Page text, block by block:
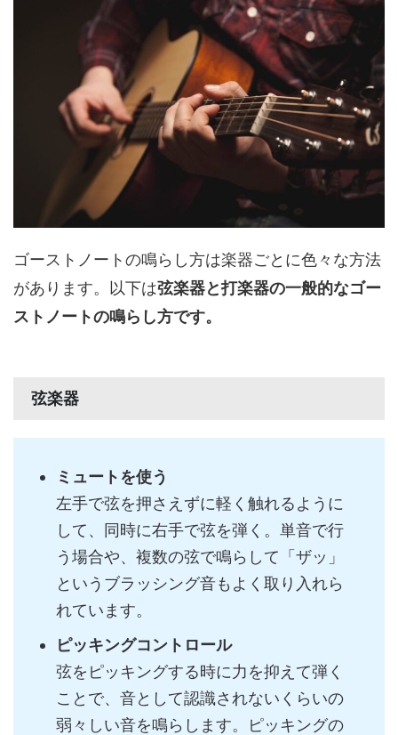
ゴーストノートの鳴らし方は楽器ごとに色々な方法
があります。以下は弦楽器と打楽器の一般的なゴー
ストノートの鳴らし方です。
弦楽器
ミュートを使う
左手で弦を押さえずに軽く触れるように
して、同時に右手で弦を弾く。単音で行
う場合や、複数の弦で鳴らして「ザッ」
というブラッシング音もよく取り入れら
れています。
ピッキングコントロール
弦をピッキングする時に力を抑えて弾く
ことで、音として認識されないくらいの
弱々しい音を鳴らします。ピッキングの